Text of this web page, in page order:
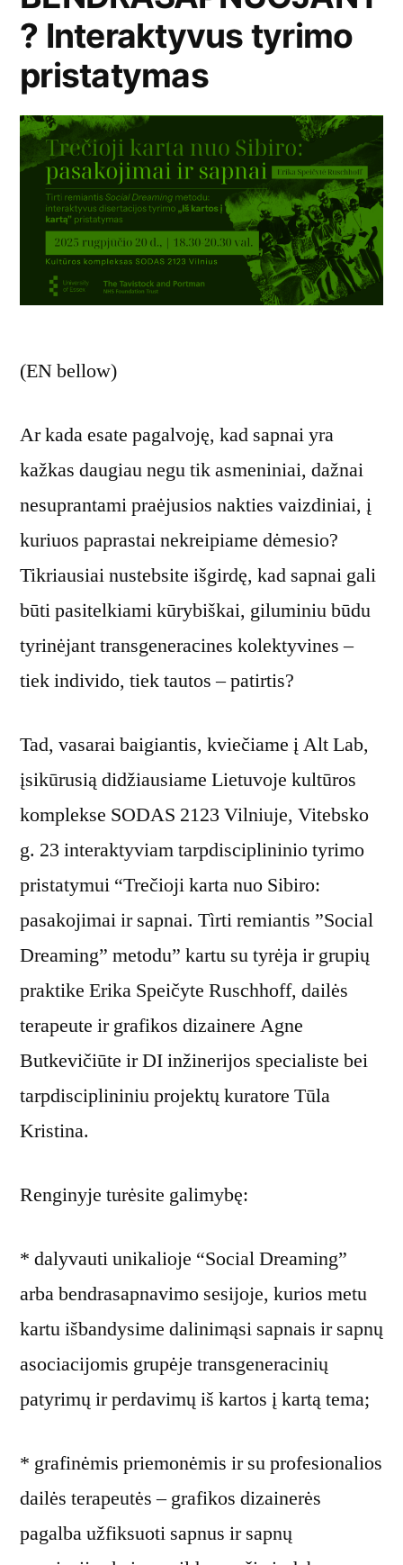
? Interaktyvus tyrimo
pristatymas
(EN bellow)
Ar kada esate pagalvoję, kad sapnai yra
kažkas daugiau negu tik asmeniniai, dažnai
nesuprantami praėjusios nakties vaizdiniai, į
kuriuos paprastai nekreipiame dėmesio?
Tikriausiai nustebsite išgirdę, kad sapnai gali
būti pasitelkiami kūrybiškai, giluminiu būdu
tyrinėjant transgeneracines kolektyvines –
tiek individo, tiek tautos – patirtis?
Tad, vasarai baigiantis, kviečiame į Alt Lab,
įsikūrusią didžiausiame Lietuvoje kultūros
komplekse SODAS 2123 Vilniuje, Vitebsko
g. 23 interaktyviam tarpdisciplininio tyrimo
pristatymui “Trečioji karta nuo Sibiro:
pasakojimai ir sapnai. Tìrti remiantis ”Social
Dreaming” metodu” kartu su tyrėja ir grupių
praktike Erika Speičyte Ruschhoff, dailės
terapeute ir grafikos dizainere Agne
Butkevičiūte ir DI inžinerijos specialiste bei
tarpdisciplininiu projektų kuratore Tūla
Kristina.
Renginyje turėsite galimybę:
* dalyvauti unikalioje “Social Dreaming”
arba bendrasapnavimo sesijoje, kurios metu
kartu išbandysime dalinimąsi sapnais ir sapnų
asociacijomis grupėje transgeneracinių
patyrimų ir perdavimų iš kartos į kartą tema;
* grafinėmis priemonėmis ir su profesionalios
dailės terapeutės – grafikos dizainerės
pagalba užfiksuoti sapnus ir sapnų